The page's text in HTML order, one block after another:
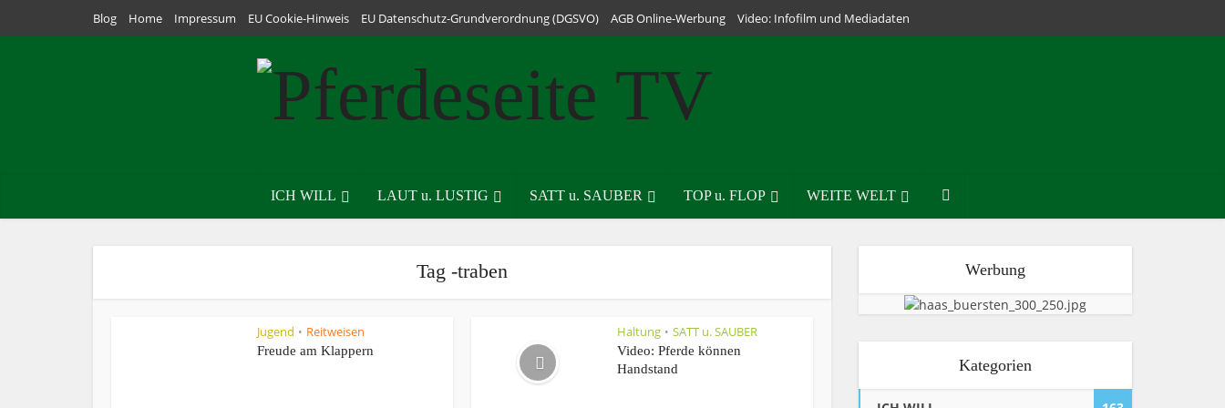
Blog Home Impressum EU Cookie-Hinweis EU Datenschutz-Grundverordnung (DGSVO) AGB Online-Werbung Video: Infofilm und Mediadaten
ICH WILL LAUT u. LUSTIG SATT u. SAUBER TOP u. FLOP WEITE WELT
Tag -traben
Jugend • Reitweisen
Freude am Klappern
Haltung • SATT u. SAUBER
Video: Pferde können
Handstand
Werbung
Kategorien